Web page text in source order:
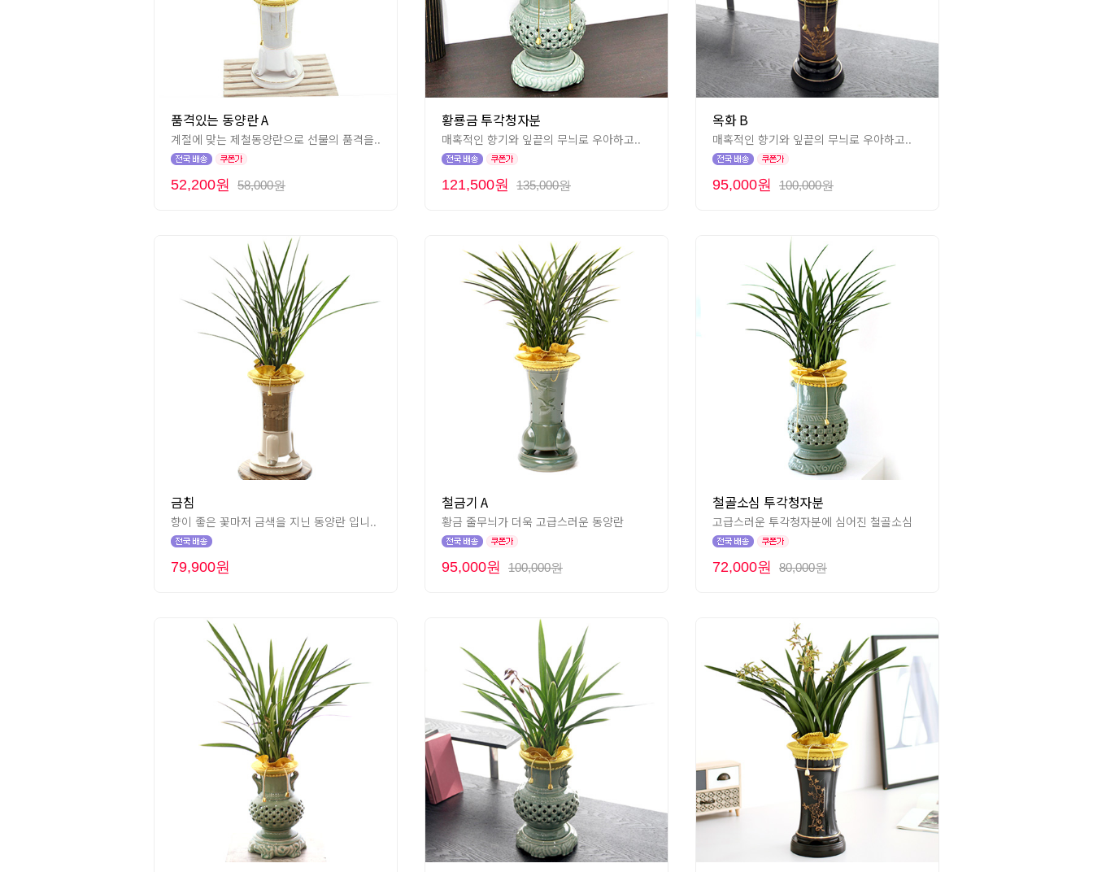
품격있는 동양란 A
계절에 맞는 제철동양란으로 선물의 품격을..
52,200원 58,000원
황룡금 투각청자분
매혹적인 향기와 잎끝의 무늬로 우아하고..
121,500원 135,000원
옥화 B
매혹적인 향기와 잎끝의 무늬로 우아하고..
95,000원 100,000원
금침
향이 좋은 꽃마저 금색을 지닌 동양란 입니..
79,900원
철금기 A
황금 줄무늬가 더욱 고급스러운 동양란
95,000원 100,000원
철골소심 투각청자분
고급스러운 투각청자분에 심어진 철골소심
72,000원 80,000원